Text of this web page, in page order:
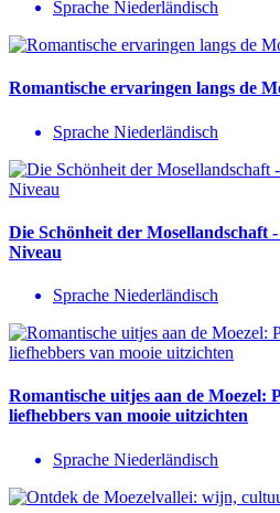
Sprache Niederländisch
Romantische ervaringen langs de
Sprache Niederländisch
Die Schönheit der Mosellandschaft
Niveau
Sprache Niederländisch
Romantische uitjes aan de Moezel:
liefhebbers van mooie uitzichten
Sprache Niederländisch